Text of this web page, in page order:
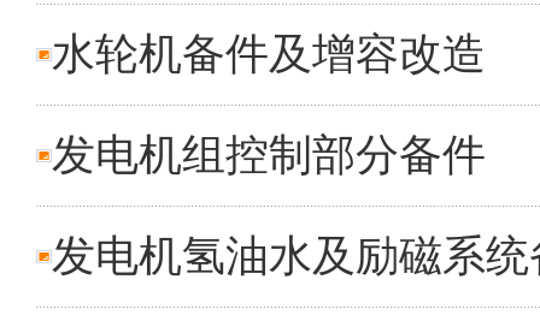
水轮机备件及增容改造
发电机组控制部分备件
发电机氢油水及励磁系统